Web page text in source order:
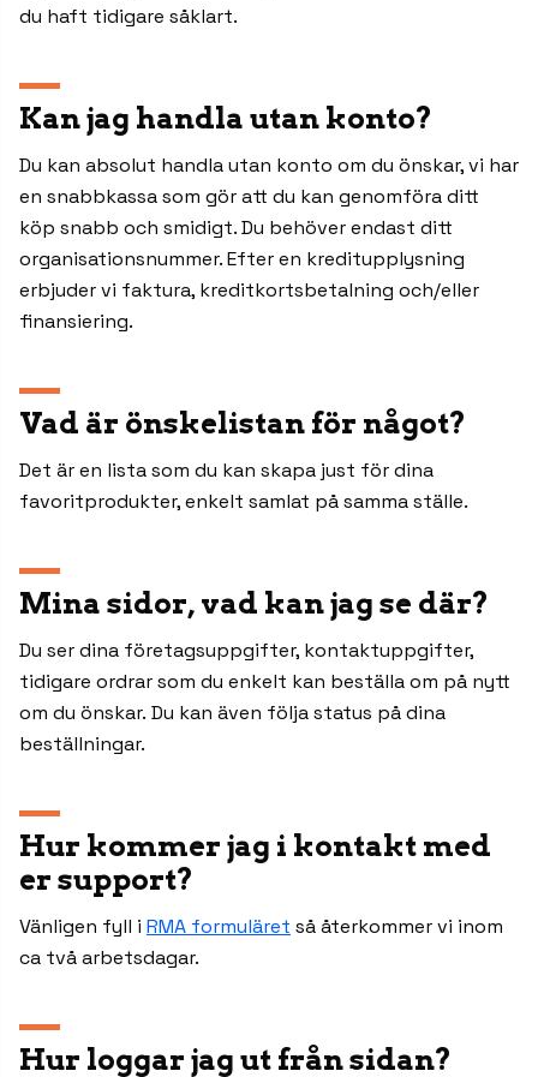
du haft tidigare såklart.
Kan jag handla utan konto?
Du kan absolut handla utan konto om du önskar, vi har
en snabbkassa som gör att du kan genomföra ditt
köp snabb och smidigt. Du behöver endast ditt
organisationsnummer. Efter en kreditupplysning
erbjuder vi faktura, kreditkortsbetalning och/eller
finansiering.
Vad är önskelistan för något?
Det är en lista som du kan skapa just för dina
favoritprodukter, enkelt samlat på samma ställe.
Mina sidor, vad kan jag se där?
Du ser dina företagsuppgifter, kontaktuppgifter,
tidigare ordrar som du enkelt kan beställa om på nytt
om du önskar. Du kan även följa status på dina
beställningar.
Hur kommer jag i kontakt med
er support?
Vänligen fyll i RMA formuläret så återkommer vi inom
ca två arbetsdagar.
Hur loggar jag ut från sidan?